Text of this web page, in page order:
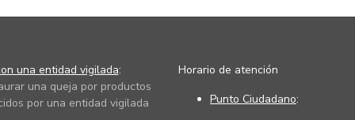
una entidad vigilada:
una queja por productos
por una entidad vigilada
Horario de atención
Punto Ciudadano: